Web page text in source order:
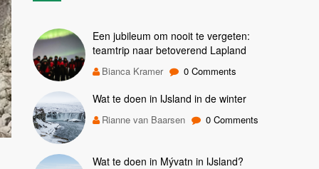
Een jubileum om nooit te vergeten:
teamtrip naar betoverend Lapland
Bianca Kramer 0 Comments
Wat te doen in IJsland in de winter
Rianne van Baarsen 0 Comments
Wat te doen in Mývatn in IJsland?